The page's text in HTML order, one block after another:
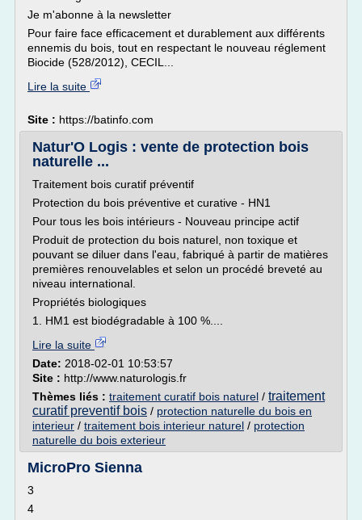
Je m'abonne à la newsletter
Pour faire face efficacement et durablement aux différents
ennemis du bois, tout en respectant le nouveau réglement
Biocide (528/2012), CECIL...
Lire la suite
Site : https://batinfo.com
Natur'O Logis : vente de protection bois
naturelle ...
Traitement bois curatif préventif
Protection du bois préventive et curative - HN1
Pour tous les bois intérieurs - Nouveau principe actif
Produit de protection du bois naturel, non toxique et
pouvant se diluer dans l'eau, fabriqué à partir de matières
premières renouvelables et selon un procédé breveté au
niveau international.
Propriétés biologiques
1. HM1 est biodégradable à 100 %....
Lire la suite
Date: 2018-02-01 10:53:57
Site : http://www.naturologis.fr
Thèmes liés : traitement curatif bois naturel / traitement
curatif preventif bois / protection naturelle du bois en
interieur / traitement bois interieur naturel / protection
naturelle du bois exterieur
MicroPro Sienna
3
4